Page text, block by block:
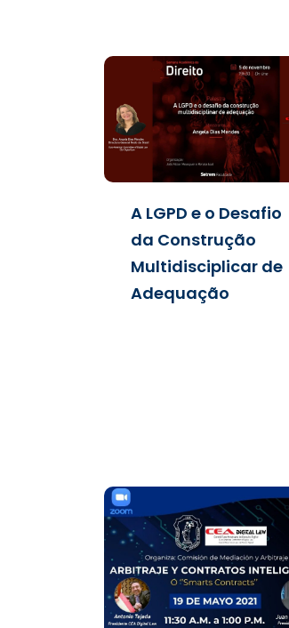
A LGPD e o Desafio
da Construção
Multidisciplicar de
Adequação